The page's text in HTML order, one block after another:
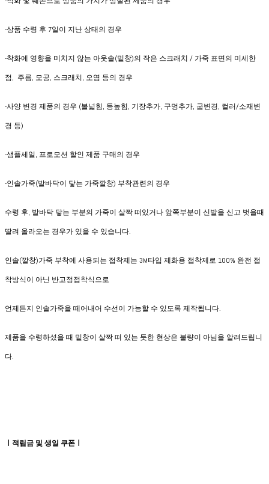
-상품 수령 후 7일이 지난 상태의 경우
-착화에 영향을 미치지 않는 아웃솔(밑창)의 작은 스크래치 / 가죽 표면의 미세한
점, 주름, 모공, 스크래치, 오염 등의 경우
-사양 변경 제품의 경우 (볼넓힘, 등높힘, 기장추가, 구멍추가, 굽변경, 컬러/소재변
경 등)
-샘플세일, 프로모션 할인 제품 구매의 경우
-인솔가죽(발바닥이 닿는 가죽깔창) 부착관련의 경우
수령 후, 발바닥 닿는 부분의 가죽이 살짝 떠있거나 앞쪽부분이 신발을 신고 벗을때
딸려 올라오는 경우가 있을 수 있습니다.
인솔(깔창)가죽 부착에 사용되는 접착제는 3M타입 제화용 접착제로 100% 완전 접
착방식이 아닌 반고정접착식으로
언제든지 인솔가죽을 떼어내어 수선이 가능할 수 있도록 제작됩니다.
제품을 수령하셨을 때 밑창이 살짝 떠 있는 듯한 현상은 불량이 아님을 알려드립니
다.
ㅣ적립금 및 생일 쿠폰ㅣ